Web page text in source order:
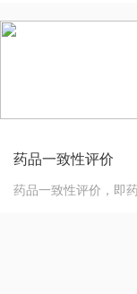
药品一致性评价